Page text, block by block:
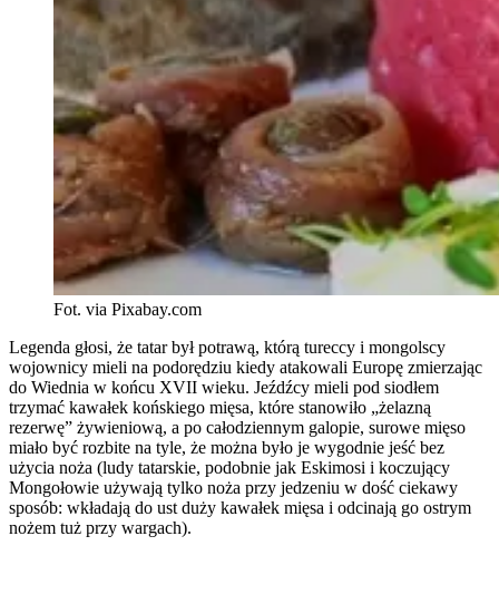
Fot. via Pixabay.com
Legenda głosi, że tatar był potrawą, którą tureccy i mongolscy
wojownicy mieli na podorędziu kiedy atakowali Europę zmierzając
do Wiednia w końcu XVII wieku. Jeźdźcy mieli pod siodłem
trzymać kawałek końskiego mięsa, które stanowiło „żelazną
rezerwę” żywieniową, a po całodziennym galopie, surowe mięso
miało być rozbite na tyle, że można było je wygodnie jeść bez
użycia noża (ludy tatarskie, podobnie jak Eskimosi i koczujący
Mongołowie używają tylko noża przy jedzeniu w dość ciekawy
sposób: wkładają do ust duży kawałek mięsa i odcinają go ostrym
nożem tuż przy wargach).